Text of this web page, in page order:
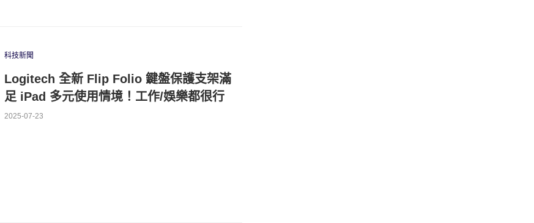
科技新聞
Logitech 全新 Flip Folio 鍵盤保護支架滿
足 iPad 多元使用情境！工作/娛樂都很行
2025-07-23